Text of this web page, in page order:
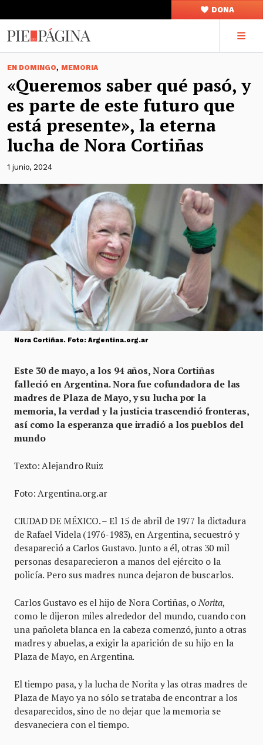
DONA
EN DOMINGO, MEMORIA
«Queremos saber qué pasó, y
es parte de este futuro que
está presente», la eterna
lucha de Nora Cortiñas
1 junio, 2024
Nora Cortiñas. Foto: Argentina.org.ar
Este 30 de mayo, a los 94 años, Nora Cortiñas
falleció en Argentina. Nora fue cofundadora de las
madres de Plaza de Mayo, y su lucha por la
memoria, la verdad y la justicia trascendió fronteras,
así como la esperanza que irradió a los pueblos del
mundo
Texto: Alejandro Ruiz
Foto: Argentina.org.ar
CIUDAD DE MÉXICO. – El 15 de abril de 1977 la dictadura
de Rafael Videla (1976-1983), en Argentina, secuestró y
desapareció a Carlos Gustavo. Junto a él, otras 30 mil
personas desaparecieron a manos del ejército o la
policía. Pero sus madres nunca dejaron de buscarlos.
Carlos Gustavo es el hijo de Nora Cortiñas, o Norita,
como le dijeron miles alrededor del mundo, cuando con
una pañoleta blanca en la cabeza comenzó, junto a otras
madres y abuelas, a exigir la aparición de su hijo en la
Plaza de Mayo, en Argentina.
El tiempo pasa, y la lucha de Norita y las otras madres de
Plaza de Mayo ya no sólo se trataba de encontrar a los
desaparecidos, sino de no dejar que la memoria se
desvaneciera con el tiempo.